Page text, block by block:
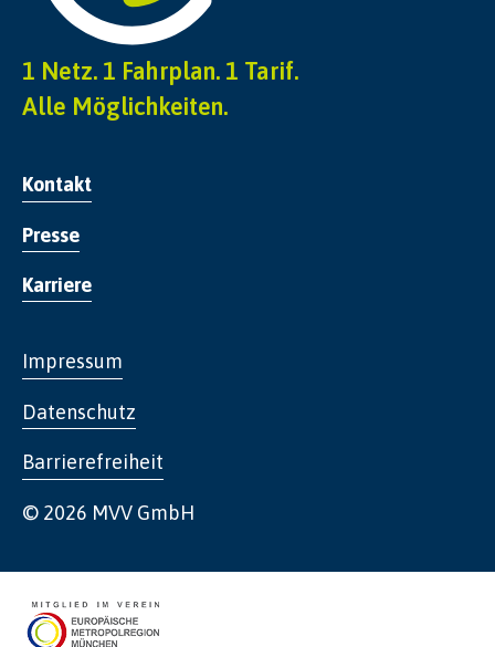
1 Netz. 1 Fahrplan. 1 Tarif.
Alle Möglichkeiten.
Kontakt
Presse
Karriere
Impressum
Datenschutz
Barrierefreiheit
© 2026 MVV GmbH